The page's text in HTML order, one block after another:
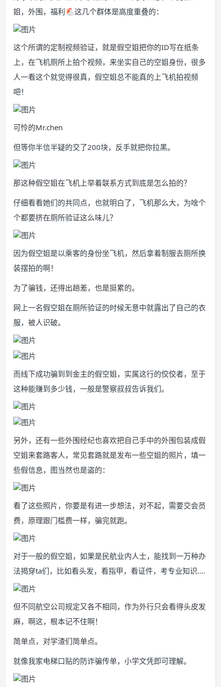
姐，外围，福利🐔这几个群体是高度重叠的：
这个所谓的定制视频验证，就是假空姐把你的ID写在纸条
上，在飞机厕所上拍个视频，来坐实自己的空姐身份，很多
人一看这个就觉得很真，假空姐总不能真的上飞机拍视频
吧！
可怜的Mr.chen
但等你半信半疑的交了200块，反手就把你拉黑。
那这种假空姐在飞机上举着联系方式到底是怎么拍的？
仔细看看她们的共同点，也就明白了，飞机那么大，为啥个
个都要挤在厕所验证这么味儿？
因为假空姐是以乘客的身份坐飞机，然后拿着制服去厕所换
装摆拍的啊！
为了骗钱，还得出趟差，也是挺累的。
网上一名假空姐在厕所验证的时候无意中就露出了自己的衣
服，被人识破。
而线下成功骗到到金主的假空姐，实属这行的佼佼者，至于
这种能赚到多少钱，一般是警察叔叔告诉我们。
另外，还有一些外围经纪也喜欢把自己手中的外围包装成假
空姐来套路客人，常见套路就是发布一些空姐的照片，填一
些假信息，图当然也是盗的：
看了这些照片，你要是有进一步想法，对不起，需要交会员
费，原理跟门槛费一样，骗完就跑。
对于一般的假空姐，如果是民航业内人士，能找到一万种办
法揭穿ta们，比如看头发，看指甲， 看证件，考专业知识….
但不同航空公司规定又各不相同，作为外行只会看得头皮发
麻，啊这，根本记不住啊！
简单点，对学渣们简单点。
就像我家电梯口贴的防诈骗传单，小学文凭即可理解。